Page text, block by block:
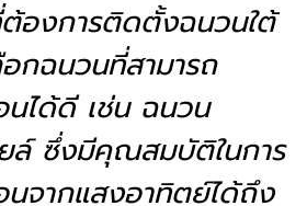
องการติดตั้งฉนวนใต้
กฉนวนที่สามารถ
นได้ดี เช่น ฉนวน
ล์ ซึ่งมีคุณสมบัติในการ
นจากแสงอาทิตย์ได้ถึง